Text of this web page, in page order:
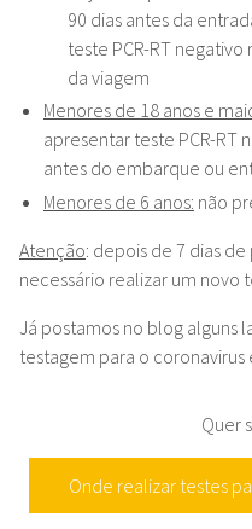
90 dias antes da
teste PCR-RT
da viagem
Menores de 18 anos e
apresentar teste PCR-RT
antes do embarque ou
Menores de 6 anos: não
Atenção: depois de 7 dias
necessário realizar um novo
Já postamos no blog alguns
testagem para o coronavirus
Quer
Onde realizar testes